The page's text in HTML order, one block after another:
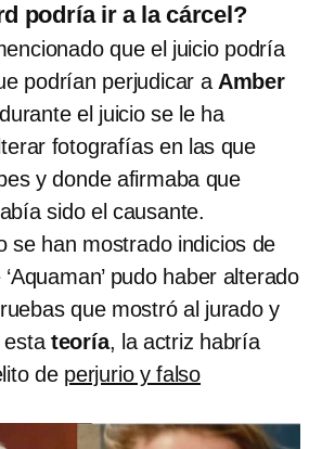
podría ir a la cárcel?
que el juicio podría
podrían perjudicar aAmber
el juicio se le ha
fotografías en las que
y donde afirmaba que
sido el causante.
se han mostrado indicios de
pudo haber alterado
que mostró al jurado y
estateoría, la actriz habría
de perjurio y falso